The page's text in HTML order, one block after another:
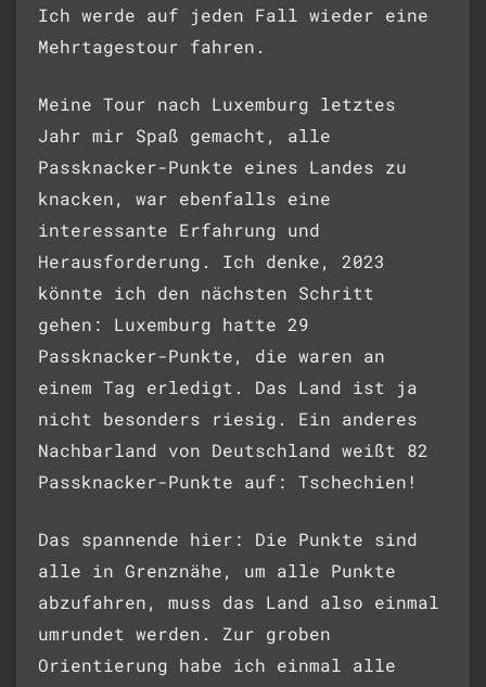
Ich werde auf jeden Fall wieder eine
Mehrtagestour fahren.
Meine Tour nach Luxemburg letztes
Jahr mir Spaß gemacht, alle
Passknacker-Punkte eines Landes zu
knacken, war ebenfalls eine
interessante Erfahrung und
Herausforderung. Ich denke, 2023
könnte ich den nächsten Schritt
gehen: Luxemburg hatte 29
Passknacker-Punkte, die waren an
einem Tag erledigt. Das Land ist ja
nicht besonders riesig. Ein anderes
Nachbarland von Deutschland weißt 82
Passknacker-Punkte auf: Tschechien!
Das spannende hier: Die Punkte sind
alle in Grenznähe, um alle Punkte
abzufahren, muss das Land also einmal
umrundet werden. Zur groben
Orientierung habe ich einmal alle